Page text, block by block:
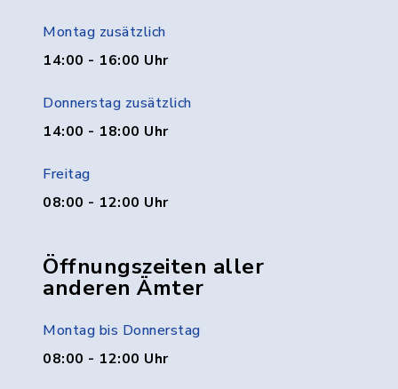
Montag zusätzlich
14:00 - 16:00 Uhr
Donnerstag zusätzlich
14:00 - 18:00 Uhr
Freitag
08:00 - 12:00 Uhr
Öffnungszeiten aller
anderen Ämter
Montag bis Donnerstag
08:00 - 12:00 Uhr